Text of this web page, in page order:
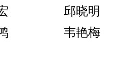
邱晓明
韦艳梅